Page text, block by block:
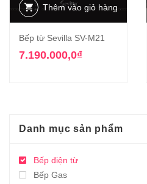
Thêm vào giỏ hàng
Bếp từ Sevilla SV-M21
7.190.000,0₫
Danh mục sản phẩm
Bếp điện từ
Bếp Gas